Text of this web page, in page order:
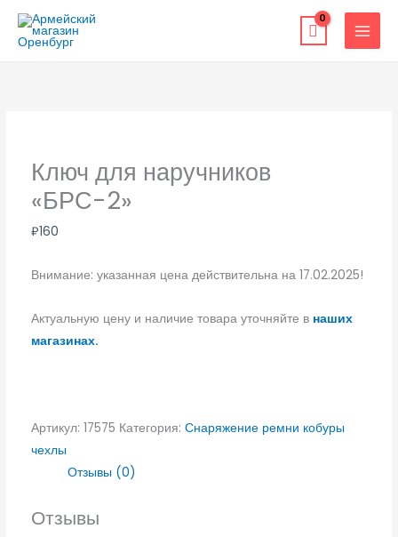
Перейти
содержимому
Ключ для наручников
«БРС-2»
₽160
Внимание: указанная цена действительна на 17.02.2025!
Актуальную цену и наличие товара уточняйте в наших
магазинах.
Артикул: 17575 Категория: Снаряжение ремни кобуры
чехлы
Отзывы (0)
Отзывы